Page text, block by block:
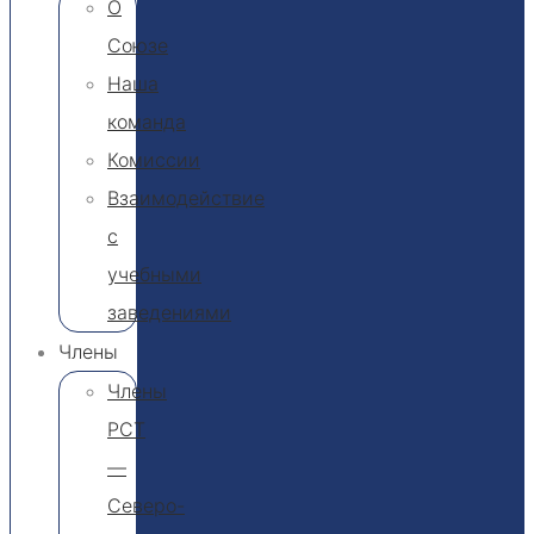
О
Союзе
Наша
команда
Комиссии
Взаимодействие
с
учебными
заведениями
Члены
Члены
РСТ
—
Северо-